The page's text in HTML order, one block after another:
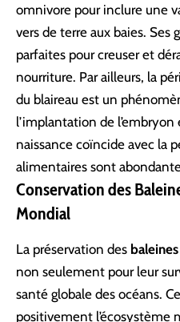
omnivore pour inclure une
vers de terre aux baies. Ses
parfaites pour creuser et
nourriture. Par ailleurs, la
du blaireau est un
l’implantation de
naissance coïncide avec la
alimentaires sont
Conservation des
Mondial
La préservation des
non seulement pour leur
santé globale des océans.
positivement l’écosystème